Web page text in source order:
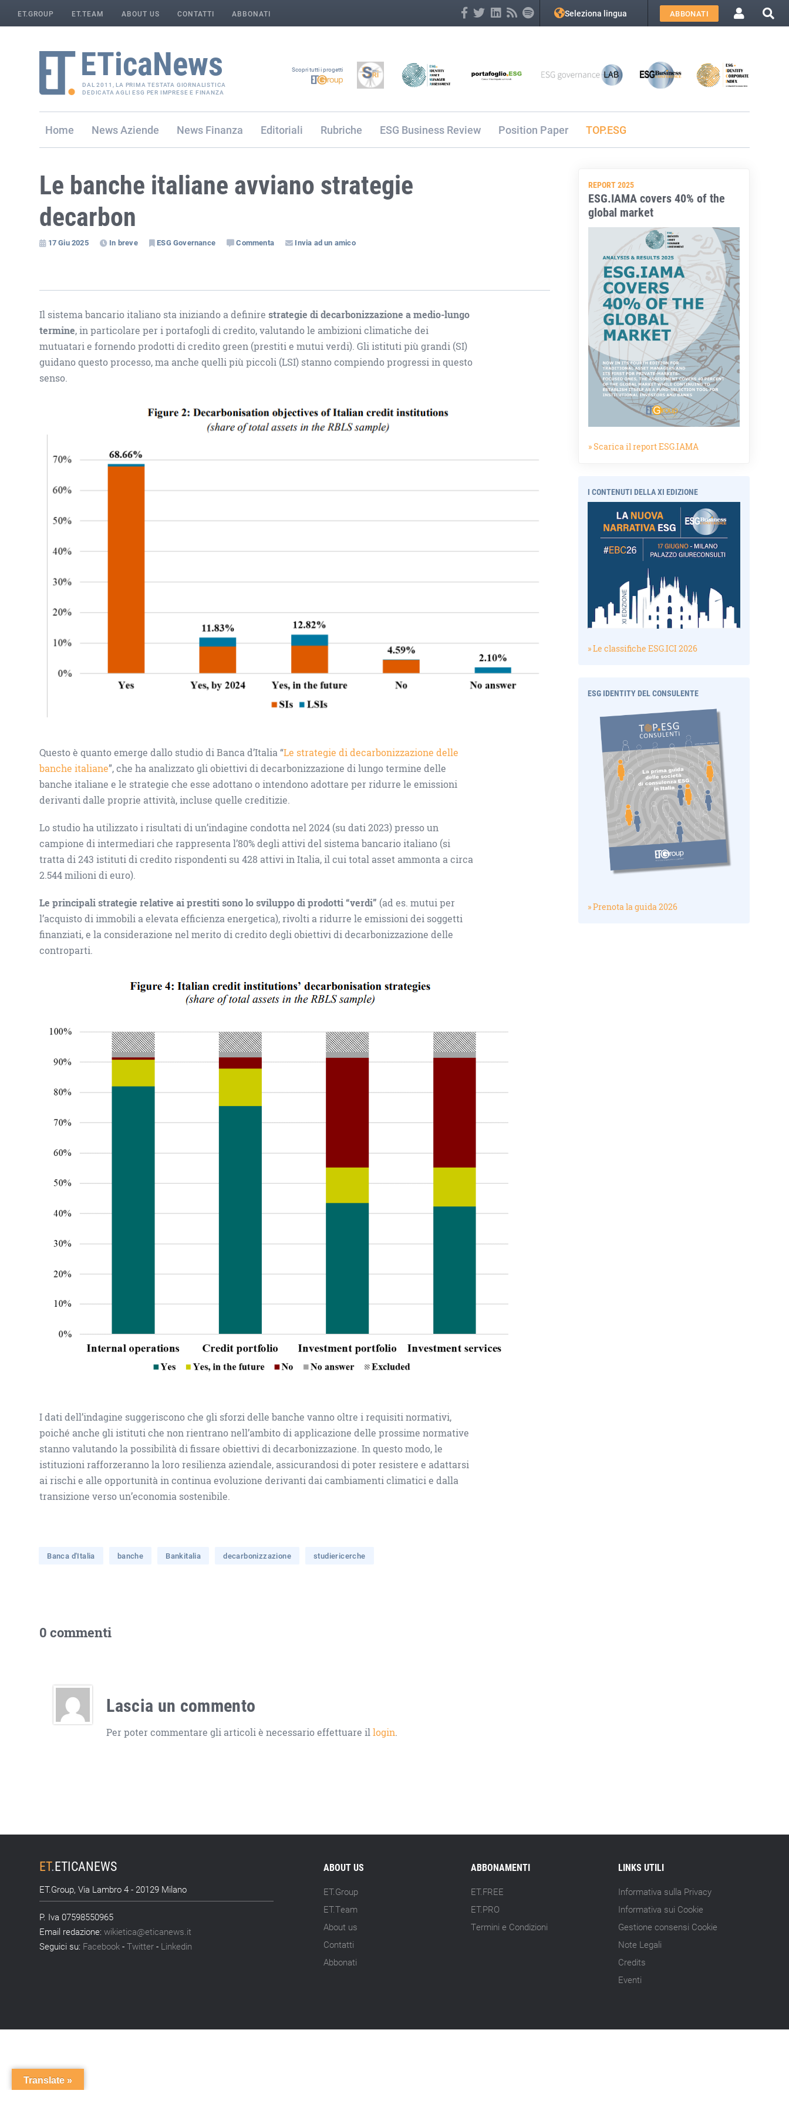
ET.GROUP ET.TEAM ABOUT US CONTATTI ABBONATI Seleziona lingua ABBONATI
DAL 2011, LA PRIMA TESTATA GIORNALISTICA
DEDICATA AGLI ESG PER IMPRESE E FINANZA
Scopri tutti i progetti
Home Aziende Finanza Editoriali Rubriche ESG Business Review Position Paper TOP.ESG
Le banche italiane avviano strategie
decarbon
17 Giu 2025 In breve ESG Governance Commenta Invia ad un amico
Il sistema bancario italiano sta iniziando a definirestrategie di decarbonizzazione a medio-lungo
termine, in particolare per i portafogli di credito, valutando le ambizioni climatiche dei
mutuatari e fornendo prodotti di credito green (prestiti e mutui verdi). Gli istituti più grandi (SI)
guidano questo processo, ma anche quelli più piccoli (LSI) stanno compiendo progressi in questo
senso.
Questo è quanto emerge dallo studio di Banca d’Italia “Le strategie di decarbonizzazione delle
banche italiane”, che ha analizzato gli obiettivi di decarbonizzazione di lungo termine delle
banche italiane e le strategie che esse adottano o intendono adottare per ridurre le emissioni
derivanti dalle proprie attività, incluse quelle creditizie.
Lo studio ha utilizzato i risultati di un’indagine condotta nel 2024 (su dati 2023) presso un
campione di intermediari che rappresenta l’80% degli attivi del sistema bancario italiano (si
tratta di 243 istituti di credito rispondenti su 428 attivi in Italia, il cui total asset ammonta a circa
2.544 milioni di euro).
Le principali strategie relative ai prestiti sono lo sviluppo di prodotti “verdi” (ad es. mutui per
l’acquisto di immobili a elevata efficienza energetica), rivolti a ridurre le emissioni dei soggetti
finanziati, e la considerazione nel merito di credito degli obiettivi di decarbonizzazione delle
controparti.
I dati dell’indagine suggeriscono che gli sforzi delle banche vanno oltre i requisiti normativi,
poiché anche gli istituti che non rientrano nell’ambito di applicazione delle prossime normative
stanno valutando la possibilità di fissare obiettivi di decarbonizzazione. In questo modo, le
istituzioni rafforzeranno la loro resilienza aziendale, assicurandosi di poter resistere e adattarsi
ai rischi e alle opportunità in continua evoluzione derivanti dai cambiamenti climatici e dalla
transizione verso un’economia sostenibile.
Banca d'Italia banche Bankitalia decarbonizzazione studiericerche
0 commenti
Lascia un commento
Per poter commentare gli articoli è necessario effettuare illogin.
REPORT 2025
ESG.IAMA covers 40% of the
global market
» Scarica il report ESG.IAMA
I CONTENUTI DELLA XI EDIZIONE
» Le classifiche ESG.ICI 2026
ESG IDENTITY DEL CONSULENTE
» Prenota la guida 2026
ET.ETICANEWS
ET.Group, Via Lambro 4 - 20129 Milano
P. Iva 07598550965
Email redazione:wikietica@eticanews.it
Seguici su: Facebook -Twitter - Linkedin
ABOUT US
ET.Group
ET.Team
About us
Contatti
Abbonati
ABBONAMENTI
ET.FREE
ET.PRO
Termini e Condizioni
LINKS UTILI
Informativa sulla Privacy
Informativa sui Cookie
Gestione consensi Cookie
Note Legali
Credits
Eventi
Translate »